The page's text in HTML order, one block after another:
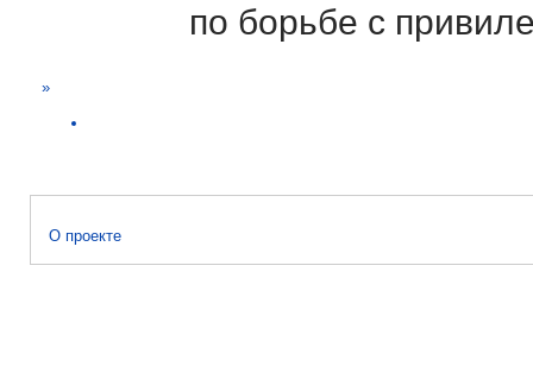
по борьбе с
»
О проекте